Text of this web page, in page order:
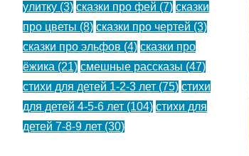
улитку (3) сказки про фей (7) сказки
про цветы (8) сказки про чертей (3)
сказки про эльфов (4) сказки про
ёжика (21) смешные рассказы (47)
стихи для детей 1-2-3 лет (75) стихи
для детей 4-5-6 лет (104) стихи для
детей 7-8-9 лет (30)